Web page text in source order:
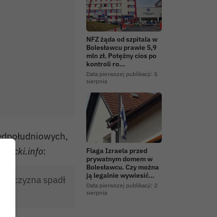
:
spadł
NFZ żąda od szpitala w
Bolesławcu prawie 5,9
mln zł. Potężny cios po
kontroli ro…
Data pierwszej publikacji: 5
sierpnia
Flaga Izraela przed
prywatnym domem w
Bolesławcu. Czy można
ją legalnie wywiesić…
Data pierwszej publikacji: 2
sierpnia